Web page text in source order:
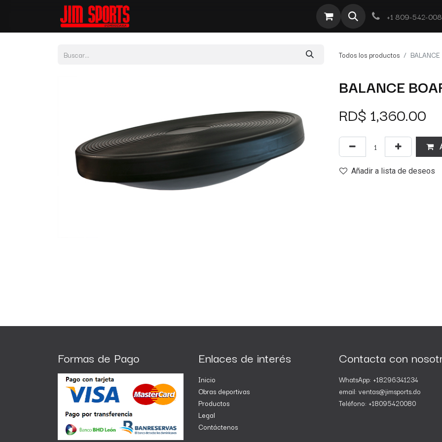
Obra Deportiva Contacto
+1 809-542-
Todos los productos
BALANCE
RD$1,360.00
Añadir a lista de deseos
Formas de Pago Enlaces de interés
Inicio
Obras deportivas
Productos
Legal
Contáctenos
Contacta con
WhatsApp: +18296341234
email: ventas@jimsports.do
Teléfono: +18095420080